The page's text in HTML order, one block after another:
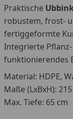
Praktische
robustem, frost-
fertiggeformte
Integrierte
funktionierendes
Material: HDPE,
Maße (LxBxH):
Max. Tiefe: 65 cm